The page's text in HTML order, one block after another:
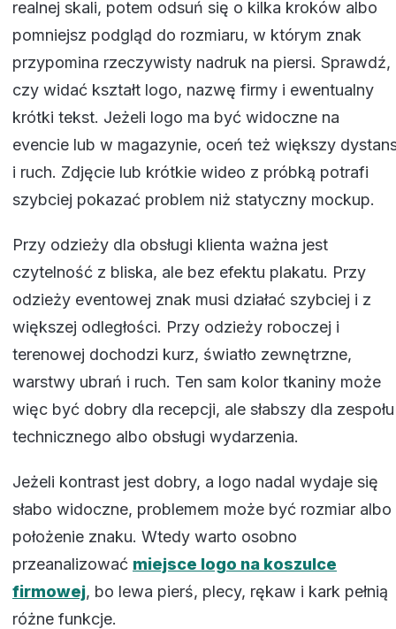
realnej skali, potem odsuń się o kilka kroków albo
pomniejsz podgląd do rozmiaru, w którym znak
przypomina rzeczywisty nadruk na piersi. Sprawdź,
czy widać kształt logo, nazwę firmy i ewentualny
krótki tekst. Jeżeli logo ma być widoczne na
evencie lub w magazynie, oceń też większy
i ruch. Zdjęcie lub krótkie wideo z próbką potrafi
szybciej pokazać problem niż statyczny mockup.
Przy odzieży dla obsługi klienta ważna jest
czytelność z bliska, ale bez efektu plakatu. Przy
odzieży eventowej znak musi działać szybciej i z
większej odległości. Przy odzieży roboczej i
terenowej dochodzi kurz, światło zewnętrzne,
warstwy ubrań i ruch. Ten sam kolor tkaniny może
więc być dobry dla recepcji, ale słabszy dla zespołu
technicznego albo obsługi wydarzenia.
Jeżeli kontrast jest dobry, a logo nadal wydaje się
słabo widoczne, problemem może być rozmiar albo
położenie znaku. Wtedy warto osobno
przeanalizować miejsce logo na koszulce
firmowej, bo lewa pierś, plecy, rękaw i kark pełnią
różne funkcje.